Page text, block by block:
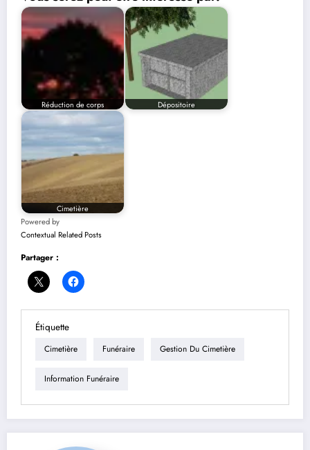
Réduction de corps Dépositoire
Cimetière
Powered by
Contextual Related Posts
Partager :
Étiquette
Cimetière Funéraire Gestion Du Cimetière
Information Funéraire